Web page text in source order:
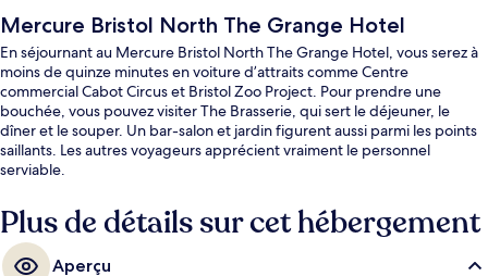
Mercure Bristol North The Grange Hotel
En séjournant au Mercure Bristol North The Grange Hotel, vous serez à
moins de quinze minutes en voiture d’attraits comme Centre
commercial Cabot Circus et Bristol Zoo Project. Pour prendre une
bouchée, vous pouvez visiter The Brasserie, qui sert le déjeuner, le
dîner et le souper. Un bar-salon et jardin figurent aussi parmi les points
saillants. Les autres voyageurs apprécient vraiment le personnel
serviable.
Plus de détails sur cet hébergement
Aperçu